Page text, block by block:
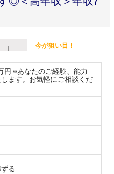
今が狙い目！
円 ※あなたのご経験、能力
ます。お気軽にご相談くだ
る